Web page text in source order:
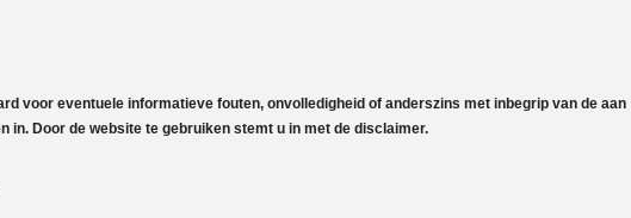
voor eventuele informatieve fouten, onvolledigheid of anderszins met inbegrip van de aan
in. Door de website te gebruiken stemt u in met de disclaimer.